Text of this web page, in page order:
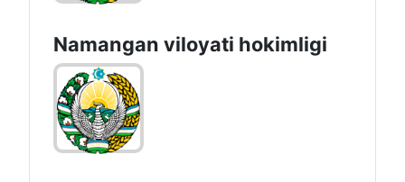
Namangan vilоyati hоkimligi